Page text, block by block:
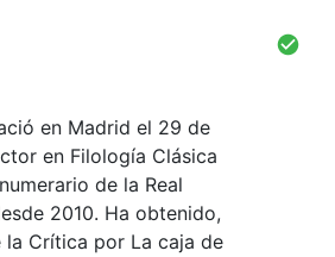
en Madrid el 29 de
en Filología Clásica
de la Real
2010. Ha obtenido,
Crítica por La caja de